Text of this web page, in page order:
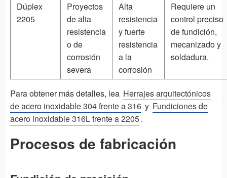
Dúplex
2205
Proyectos
de alta
resistencia
o de
corrosión
severa
Alta
resistencia
y fuerte
resistencia
a la
corrosión
Requiere un
control preciso
de fundición,
mecanizado y
soldadura.
Para obtener más detalles, lea Herrajes arquitectónicos
de acero inoxidable 304 frente a 316 y Fundiciones de
acero inoxidable 316L frente a 2205.
Procesos de fabricación